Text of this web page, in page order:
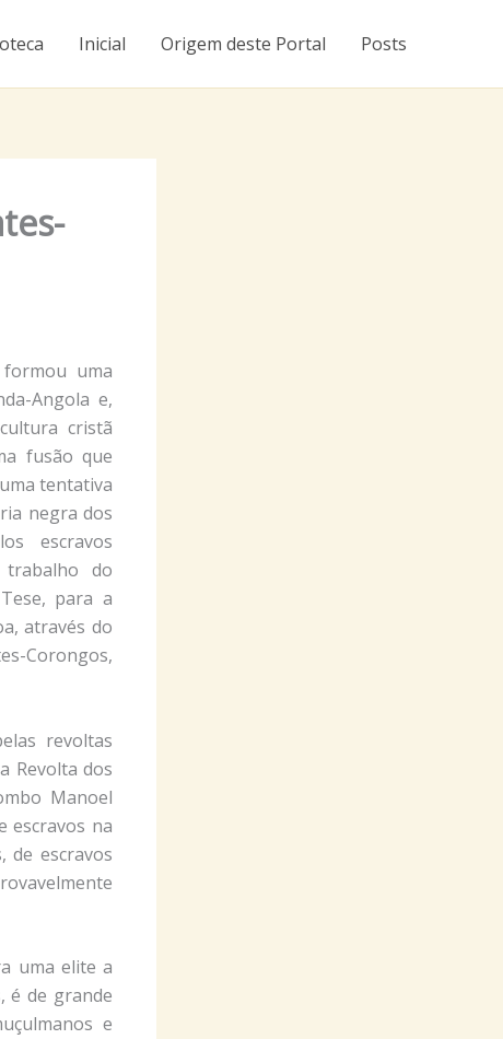
Inicial Origem deste Portal Posts
uma
Angola e,
cristã
fusão que
tentativa
negra dos
escravos
trabalho do
para a
através do
Corongos,
revoltas
Revolta dos
Manoel
escravos na
de escravos
uma elite a
é de grande
e